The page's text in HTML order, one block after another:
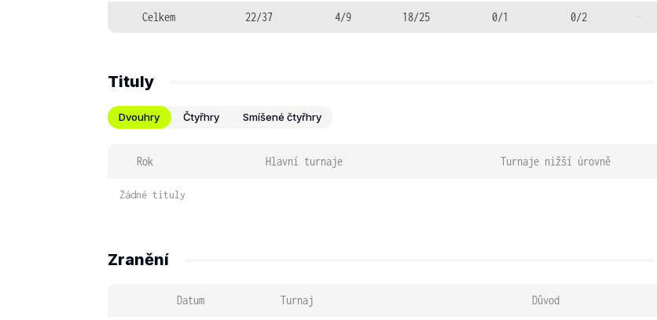
Celkem 22/37 4/9 18/25 0/1 0/2 -
Tituly
Dvouhry Čtyřhry Smíšené čtyřhry
Rok Hlavní turnaje Turnaje nižší úrovně
Žádné tituly
Zranění
Datum Turnaj Důvod